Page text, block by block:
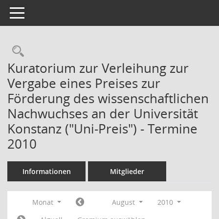
Toggle navigation
Kuratorium zur Verleihung zur
Vergabe eines Preises zur
Förderung des wissenschaftlichen
Nachwuchses an der Universität
Konstanz ("Uni-Preis") - Termine
2010
Informationen Mitglieder
Monat August
2010